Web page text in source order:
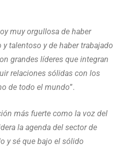
muy orgullosa de haber
talentoso y de haber trabajado
grandes líderes que integran
relaciones sólidas con los
de todo el mundo”.
más fuerte como la voz del
la agenda del sector de
y sé que bajo el sólido